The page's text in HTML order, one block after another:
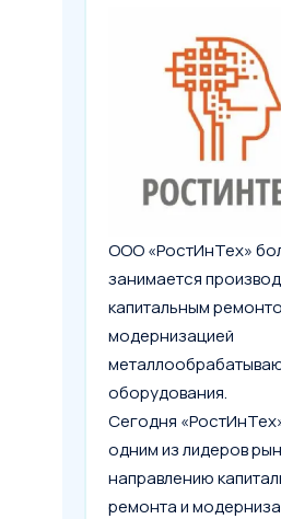
ООО «РостИнТех»
занимается
капитальным
модернизацией
оборудования.
Сегодня
одним из лидеров
направлению
ремонта и